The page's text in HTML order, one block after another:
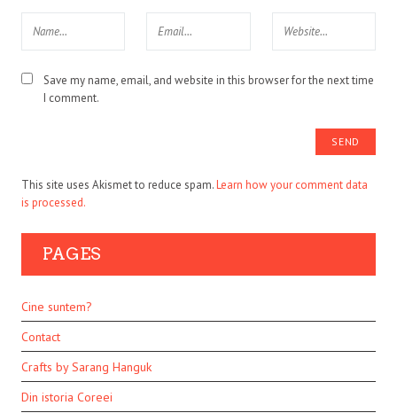
Save my name, email, and website in this browser for the next time
I comment.
This site uses Akismet to reduce spam.Learn how your comment data
is processed.
PAGES
Cine suntem?
Contact
Crafts by Sarang Hanguk
Din istoria Coreei